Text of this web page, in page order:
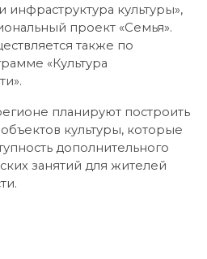
культуры»,
проект «Семья».
также по
«Культура
планируют построить
культуры, которые
дополнительного
занятий для жителей